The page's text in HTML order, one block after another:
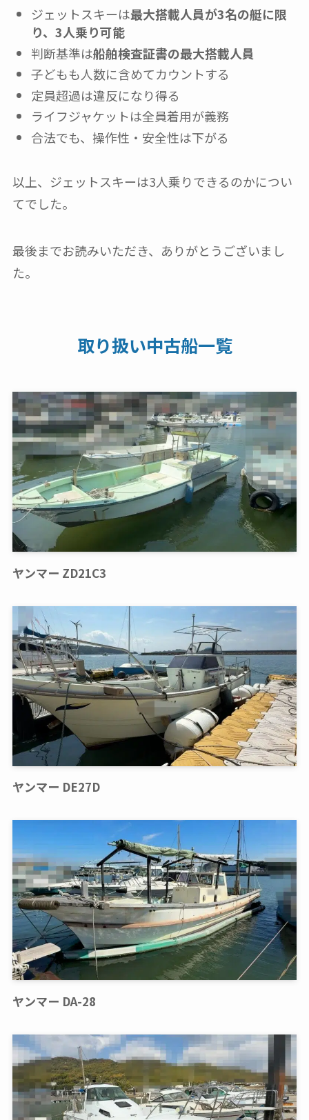
ジェットスキーは最大搭載人員が3名の艇に限
り、3人乗り可能
判断基準は船舶検査証書の最大搭載人員
子どもも人数に含めてカウントする
定員超過は違反になり得る
ライフジャケットは全員着用が義務
合法でも、操作性・安全性は下がる
以上、ジェットスキーは3人乗りできるのかについ
てでした。
最後までお読みいただき、ありがとうございまし
た。
取り扱い中古船一覧
ヤンマー ZD21C3
ヤンマー DE27D
ヤンマー DA-28